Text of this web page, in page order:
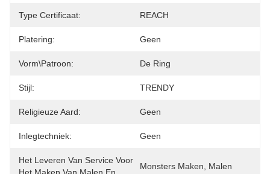
Type Certificaat: REACH
Platering: Geen
Vorm\patroon: De Ring
Stijl: TRENDY
Religieuze Aard: Geen
Inlegtechniek: Geen
Het Leveren Van Service Voor
Monsters Maken, Malen